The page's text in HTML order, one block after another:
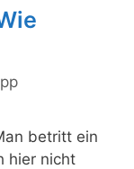
betritt ein
hier nicht